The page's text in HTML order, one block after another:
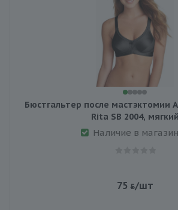
Бюстгальтер после мастэктомии
Rita SB 2004, мягкий
Наличие в
75 /шт